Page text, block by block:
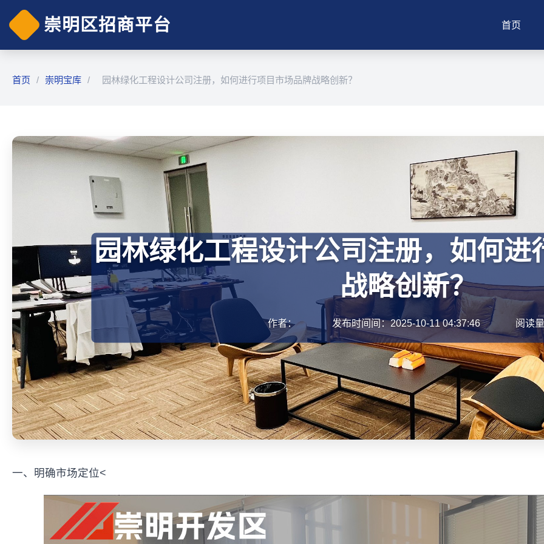
崇明区招商平台 首页
首页 / 崇明宝库 / 园林绿化工程设计公司注册，如何进行项目市场品牌战略创新？
园林绿化工程设计公司注册，如何进
战略创新？
作者： 发布时间间：2025-10-11 04:37:46 阅读
一、明确市场定位<